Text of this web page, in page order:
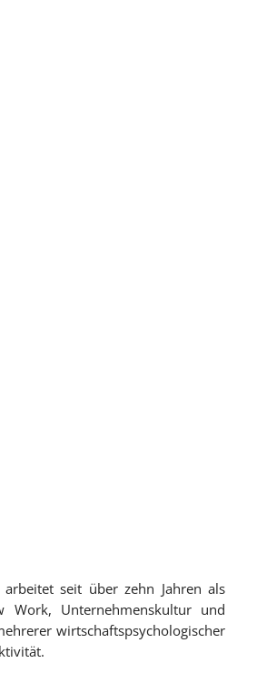
seit über zehn Jahren als
Work, Unternehmenskultur und
wirtschaftspsychologischer